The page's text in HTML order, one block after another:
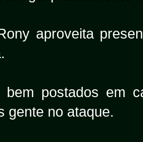
aproveita
bem postados em
gente no ataque.